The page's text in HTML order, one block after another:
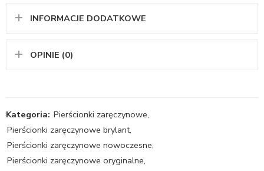
INFORMACJE DODATKOWE
OPINIE (0)
Kategoria: Pierścionki zaręczynowe,
Pierścionki zaręczynowe brylant,
Pierścionki zaręczynowe nowoczesne,
Pierścionki zaręczynowe oryginalne,